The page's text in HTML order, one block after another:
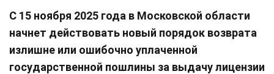
С 15 ноября 2025 года в Московской области
начнет действовать новый порядок возврата
излишне или ошибочно уплаченной
государственной пошлины за выдачу лицензии